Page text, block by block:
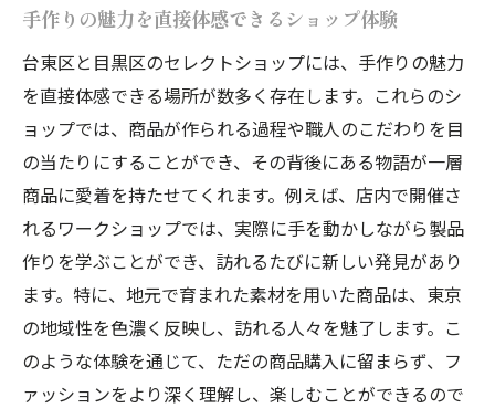
手作りの魅力を直接体感できるショップ体験
台東区と目黒区のセレクトショップには、手作りの魅力
を直接体感できる場所が数多く存在します。これらのシ
ョップでは、商品が作られる過程や職人のこだわりを目
の当たりにすることができ、その背後にある物語が一層
商品に愛着を持たせてくれます。例えば、店内で開催さ
れるワークショップでは、実際に手を動かしながら製品
作りを学ぶことができ、訪れるたびに新しい発見があり
ます。特に、地元で育まれた素材を用いた商品は、東京
の地域性を色濃く反映し、訪れる人々を魅了します。こ
のような体験を通じて、ただの商品購入に留まらず、フ
ァッションをより深く理解し、楽しむことができるので